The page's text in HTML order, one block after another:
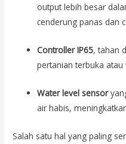
output lebih besar
cenderung panas dan
Controller IP65, tahan
pertanian terbuka atau
Water level sensor
air habis,
Salah satu hal yang paling